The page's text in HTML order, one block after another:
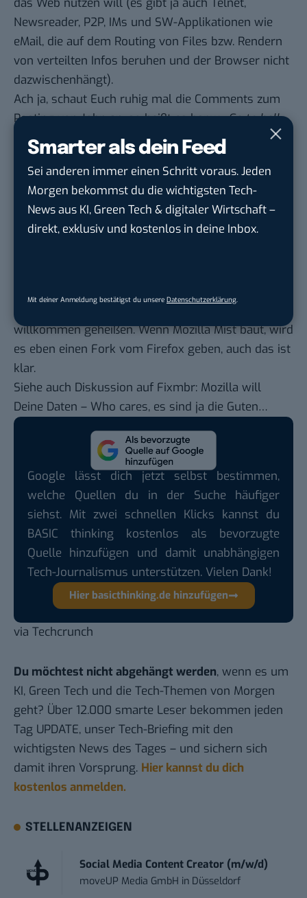
Smarter als dein Feed
Sei anderen immer einen Schritt voraus. Jeden
Morgen bekommst du die wichtigsten Tech-
News aus KI, Green Tech & digitaler Wirtschaft –
direkt, exklusiv und kostenlos in deine Inbox.
Mit deiner Anmeldung bestätigst du unsere Datenschutzerklärung
das Web nutzen will (es gibt ja auch Telnet,
Newsreader, P2P, IMs und SW-Applikationen wie
eMail, die auf dem Routing von Files bzw. Rendern
von verteilten Infos beruhen und der Browser nicht
dazwischenhängt).
Ach ja, schaut Euch ruhig mal die Comments zum
Posting von John an, so heißt es bspw. „Go to hell
with tracking data – we will stop this in Germany, if
necessary, we will stop firefox„. Ich scheine nicht
der einzige User zu sein, der sich den Kopp macht,
ob ein Browser-Anbieter über den Tellerrand
schauen sollte oder nicht. Wobei ich gerne beide
Seiten sehe, nicht von vornherein den Gedanken
willkommen geheißen. Wenn Mozilla Mist baut, wird
es eben einen Fork vom Firefox geben, auch das ist
klar.
Siehe auch Diskussion auf Fixmbr: Mozilla will
Deine Daten – Who cares, es sind ja die Guten…
Google lässt dich jetzt selbst bestimmen,
welche Quellen du in der Suche häufiger
siehst. Mit zwei schnellen Klicks kannst du
BASIC thinking kostenlos als bevorzugte
Quelle hinzufügen und damit unabhängigen
Tech-Journalismus unterstützen. Vielen Dank!
Hier basicthinking.de hinzufügen
via Techcrunch
Du möchtest nicht abgehängt werden, wenn es um
KI, Green Tech und die Tech-Themen von Morgen
geht? Über 12.000 smarte Leser bekommen jeden
Tag UPDATE, unser Tech-Briefing mit den
wichtigsten News des Tages – und sichern sich
damit ihren Vorsprung. Hier kannst du dich
kostenlos anmelden.
STELLENANZEIGEN
Social Media Content Creator (m/w/d)
moveUP Media GmbH in Düsseldorf